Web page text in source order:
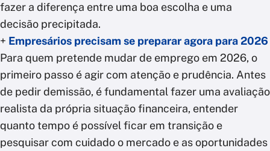
fazer a diferença entre uma boa escolha e uma
decisão precipitada.
+ Empresários precisam se preparar agora para 2026
Para quem pretende mudar de emprego em 2026, o
primeiro passo é agir com atenção e prudência. Antes
de pedir demissão, é fundamental fazer uma avaliação
realista da própria situação financeira, entender
quanto tempo é possível ficar em transição e
pesquisar com cuidado o mercado e as oportunidades